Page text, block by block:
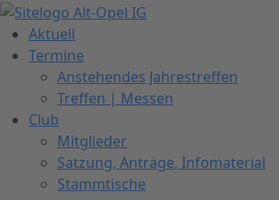
Zum
Inhalt
springen
Aktuell
Termine
Anstehendes Jahrestreffen
Treffen | Messen
Club
Mitglieder
Satzung, Anträge, Infomaterial
Stammtische